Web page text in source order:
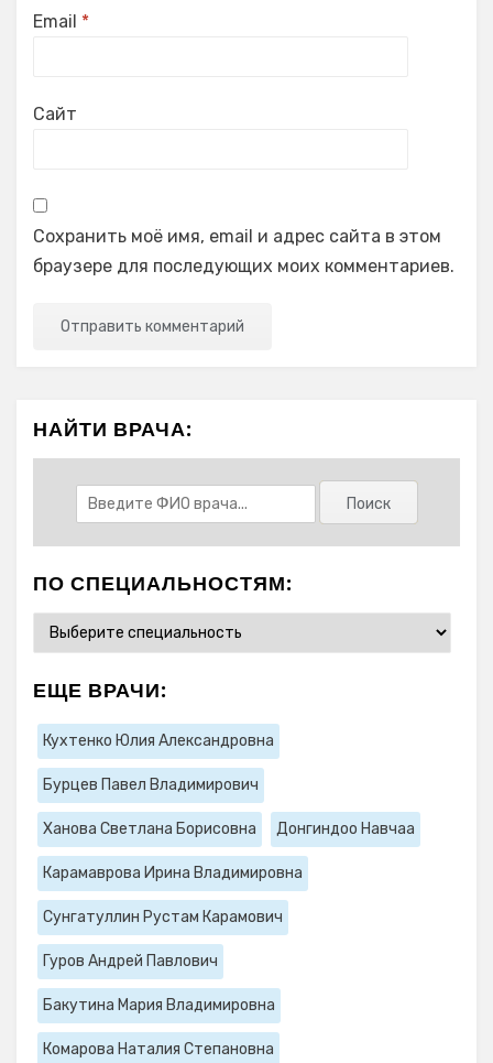
Email *
Сайт
Сохранить моё имя, email и адрес сайта в этом
браузере для последующих моих комментариев.
НАЙТИ ВРАЧА:
ПО СПЕЦИАЛЬНОСТЯМ:
ЕЩЕ ВРАЧИ:
Кухтенко Юлия Александровна
Бурцев Павел Владимирович
Ханова Светлана Борисовна Донгиндоо Навчаа
Карамаврова Ирина Владимировна
Сунгатуллин Рустам Карамович
Гуров Андрей Павлович
Бакутина Мария Владимировна
Комарова Наталия Степановна